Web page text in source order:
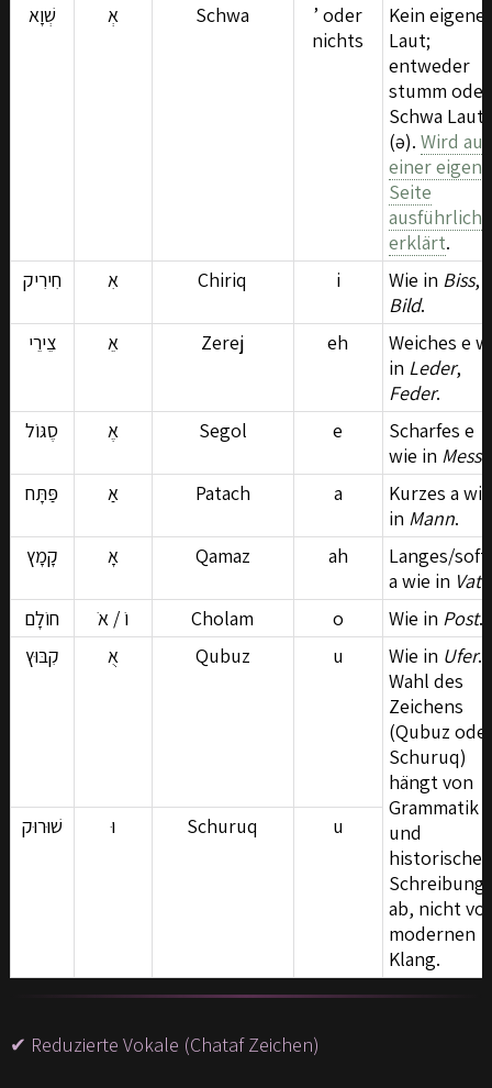
שְׁוָא
אְ Schwa
’ oder
nichts
Kein eigener
Laut;
entweder
stumm oder
Schwa Laut
(ə). Wird auf
einer
Seite
ausführlich
erklärt.
חִירִיק
אִ Chiriq i Wie in Biss,
Bild.
צֵירֵי
אֵ Zerej eh
Weiches e
in Leder,
Feder.
סֶגּוֹל
אֶ Segol e
Scharfes e
wie in
פַּתָּח
אַ Patach a
Kurzes a wie
in Mann.
קָמָץ
אָ Qamaz ah
Langes/
a wie in
חוֹלָם
וֹ / אֹ Cholam o Wie in Post.
קִבּוּץ
אֻ Qubuz u Wie in Ufer.
Wahl des
Zeichens
(Qubuz
Schuruq)
hängt von
Grammatik
und
historischer
Schreibung
ab, nicht
modernen
Klang.
שׁוּרוּק וּ Schuruq u
✔ Reduzierte Vokale (Chataf Zeichen)